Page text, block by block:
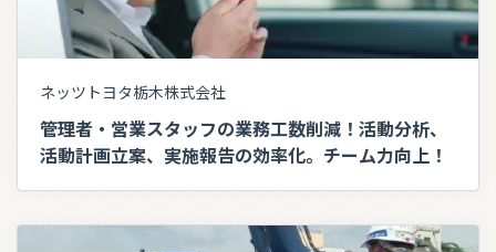
ネッツトヨタ栃木株式会社
管理者・営業スタッフの業務工数削減！活動分析、
活動計画立案、実施報告の効率化。チーム力向上！